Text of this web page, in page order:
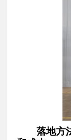
落地方